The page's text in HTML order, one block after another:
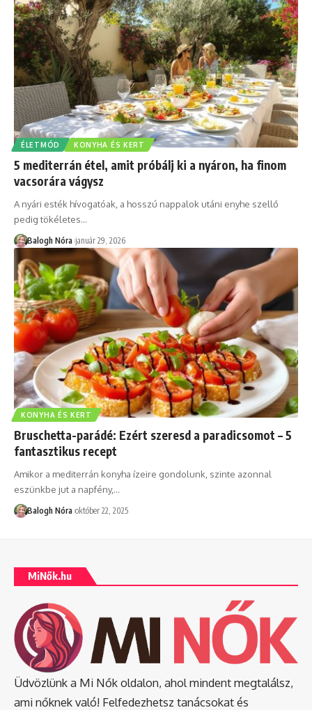
ÉLETMÓD KONYHA ÉS KERT
5 mediterrán étel, amit próbálj ki a nyáron, ha finom
vacsorára vágysz
A nyári esték hívogatóak, a hosszú nappalok utáni enyhe szellő
pedig tökéletes…
Balogh Nóra január 29, 2026
KONYHA ÉS KERT
Bruschetta-parádé: Ezért szeresd a paradicsomot – 5
fantasztikus recept
Amikor a mediterrán konyha ízeire gondolunk, szinte azonnal
eszünkbe jut a napfény,…
Balogh Nóra október 22, 2025
MiNők.hu
Üdvözlünk a Mi Nők oldalon, ahol mindent megtalálsz,
ami nőknek való! Felfedezhetsz tanácsokat és